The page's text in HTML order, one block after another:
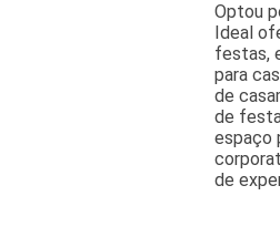
Optou
Ideal
festas,
para
de
de
espaço
de